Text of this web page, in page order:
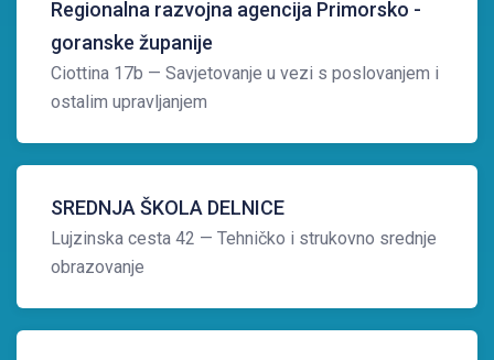
Regionalna razvojna agencija Primorsko -
goranske županije
Ciottina 17b — Savjetovanje u vezi s poslovanjem i
ostalim upravljanjem
SREDNJA ŠKOLA DELNICE
Lujzinska cesta 42 — Tehničko i strukovno srednje
obrazovanje